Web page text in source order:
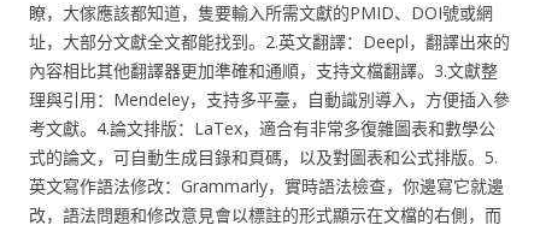
瞭，大傢應該都知道，隻要輸入所需文獻的PMID、DOI號或網
址，大部分文獻全文都能找到。2.英文翻譯：Deepl，翻譯出來的
內容相比其他翻譯器更加準確和通順，支持文檔翻譯。3.文獻整
理與引用：Mendeley，支持多平臺，自動識別導入，方便插入參
考文獻。4.論文排版：LaTex，適合有非常多復雜圖表和數學公
式的論文，可自動生成目錄和頁碼，以及對圖表和公式排版。5.
英文寫作語法修改：Grammarly，實時語法檢查，你邊寫它就邊
改，語法問題和修改意見會以標註的形式顯示在文檔的右側，而